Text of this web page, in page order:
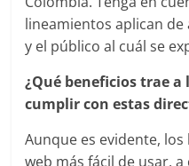
|
Revistas
lineamientos aplican
y el público al cuál se
¿Qué beneficios trae
cumplir con estas
Aunque es evidente,
web más fácil de usar,